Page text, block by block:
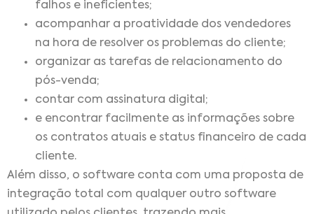
falhos e ineficientes;
acompanhar a proatividade dos vendedores
na hora de resolver os problemas do cliente;
organizar as tarefas de relacionamento do
pós-venda;
contar com assinatura digital;
e encontrar facilmente as informações sobre
os contratos atuais e status financeiro de cada
cliente.
Além disso, o software conta com uma proposta de
integração total com qualquer outro software